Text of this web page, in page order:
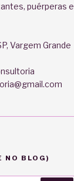
puérperas e
Vargem Grande
NO BLOG)